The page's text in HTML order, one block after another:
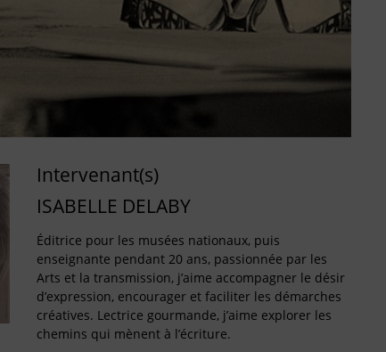
Intervenant(s)
ISABELLE DELABY
Éditrice pour les musées nationaux, puis
enseignante pendant 20 ans, passionnée par les
Arts et la transmission, j’aime accompagner le désir
d’expression, encourager et faciliter les démarches
créatives. Lectrice gourmande, j’aime explorer les
chemins qui mènent à l’écriture.